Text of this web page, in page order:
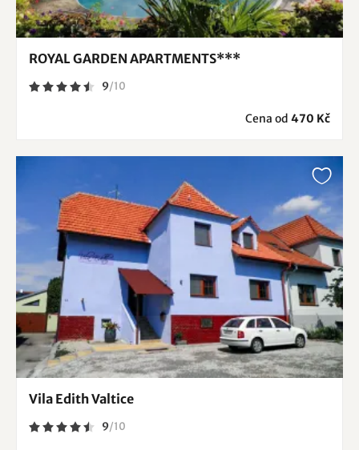
ROYAL GARDEN APARTMENTS***
9/10
Cena od 470 Kč
Vila Edith Valtice
9/10